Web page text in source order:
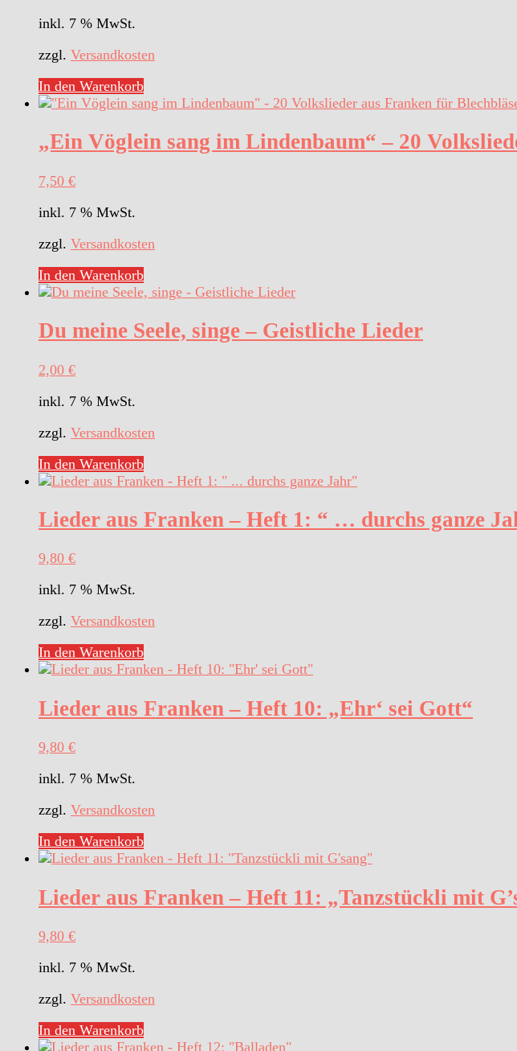
inkl. 7 % MwSt.
zzgl. Versandkosten
In den Warenkorb
„Ein Vöglein sang im Lindenbaum“ – 20
7,50 €
inkl. 7 % MwSt.
zzgl. Versandkosten
In den Warenkorb
Du meine Seele, singe – Geistliche Lieder
2,00 €
inkl. 7 % MwSt.
zzgl. Versandkosten
In den Warenkorb
Lieder aus Franken – Heft 1: “ … durchs ganze
9,80 €
inkl. 7 % MwSt.
zzgl. Versandkosten
In den Warenkorb
Lieder aus Franken – Heft 10: „Ehr‘ sei Gott“
9,80 €
inkl. 7 % MwSt.
zzgl. Versandkosten
In den Warenkorb
Lieder aus Franken – Heft 11: „Tanzstückli mit
9,80 €
inkl. 7 % MwSt.
zzgl. Versandkosten
In den Warenkorb